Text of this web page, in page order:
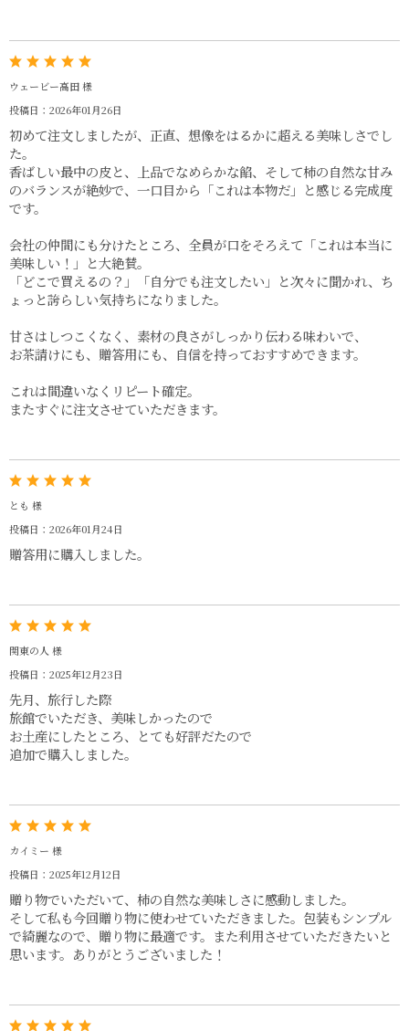
ウェービー高田 様
投稿日：2026年01月26日
初めて注文しましたが、正直、想像をはるかに超える美味しさでし
た。
香ばしい最中の皮と、上品でなめらかな餡、そして柿の自然な甘み
のバランスが絶妙で、一口目から「これは本物だ」と感じる完成度
です。
会社の仲間にも分けたところ、全員が口をそろえて「これは本当に
美味しい！」と大絶賛。
「どこで買えるの？」「自分でも注文したい」と次々に聞かれ、ち
ょっと誇らしい気持ちになりました。
甘さはしつこくなく、素材の良さがしっかり伝わる味わいで、
お茶請けにも、贈答用にも、自信を持っておすすめできます。
これは間違いなくリピート確定。
またすぐに注文させていただきます。
とも 様
投稿日：2026年01月24日
贈答用に購入しました。
関東の人 様
投稿日：2025年12月23日
先月、旅行した際
旅館でいただき、美味しかったので
お土産にしたところ、とても好評だたので
追加で購入しました。
カイミー 様
投稿日：2025年12月12日
贈り物でいただいて、柿の自然な美味しさに感動しました。
そして私も今回贈り物に使わせていただきました。包装もシンプル
で綺麗なので、贈り物に最適です。また利用させていただきたいと
思います。ありがとうございました！